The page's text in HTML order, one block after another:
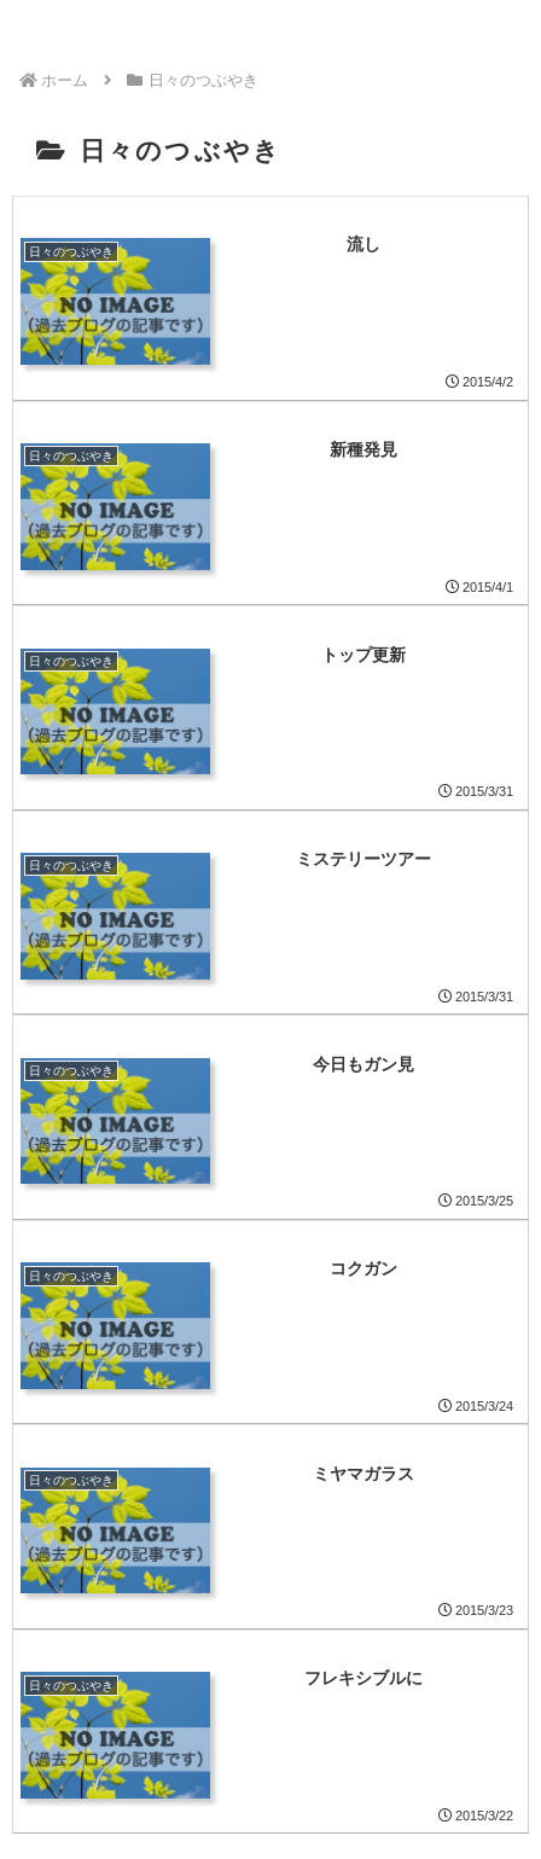
ホーム 日々のつぶやき
日々のつぶやき
日々のつぶやき 流し
2015/4/2
日々のつぶやき 新種発見
2015/4/1
日々のつぶやき トップ更新
2015/3/31
日々のつぶやき ミステリーツアー
2015/3/31
日々のつぶやき 今日もガン見
2015/3/25
日々のつぶやき コクガン
2015/3/24
日々のつぶやき ミヤマガラス
2015/3/23
日々のつぶやき フレキシブルに
2015/3/22